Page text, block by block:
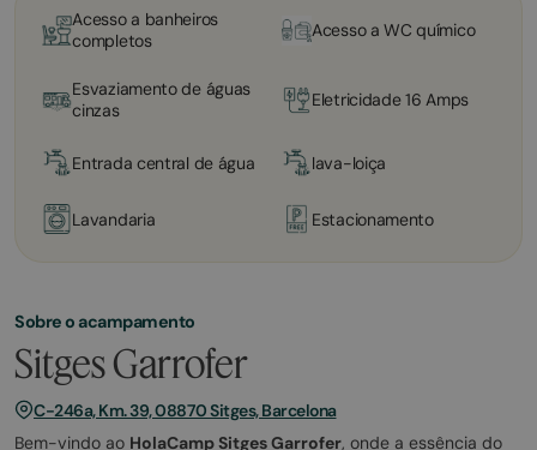
Acesso a banheiros
completos
Acesso a WC químico
Esvaziamento de águas
cinzas
Eletricidade 16 Amps
Entrada central de água lava-loiça
Lavandaria Estacionamento
Sobre o acampamento
Sitges Garrofer
C-246a, Km. 39, 08870 Sitges, Barcelona
Bem-vindo ao HolaCamp Sitges Garrofer, onde a essência do